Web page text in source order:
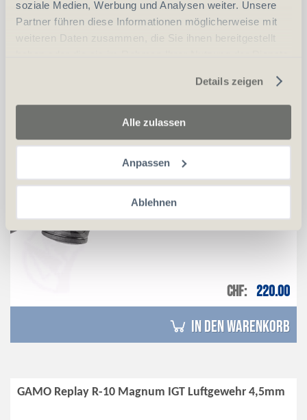
soziale Medien, Werbung und Analysen weiter. Unsere
Partner führen diese Informationen möglicherweise mit
weiteren Daten zusammen, die Sie ihnen bereitgestellt
Details zeigen
Alle zulassen
Anpassen
Ablehnen
GAMO Delta Kal. 4.5mm mit ZF
CHF 220.00
in den Warenkorb
GAMO Replay R-10 Magnum IGT Luftgewehr 4,5mm